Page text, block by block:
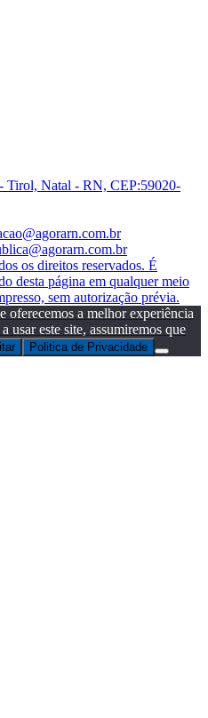
Tirol, Natal - RN, CEP:59020-
os direitos reservados. É
desta página em qualquer meio
sem autorização prévia.
oferecemos a melhor experiência
usar este site, assumiremos que
Politica de Privacidade